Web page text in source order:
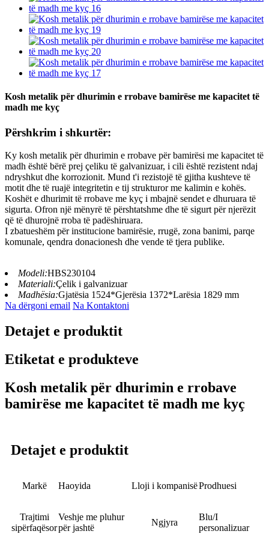
Kosh metalik për dhurimin e rrobave bamirëse me kapacitet të
madh me kyç
Përshkrim i shkurtër:
Ky kosh metalik për dhurimin e rrobave për bamirësi me kapacitet të
madh është bërë prej çeliku të galvanizuar, i cili është rezistent ndaj
ndryshkut dhe korrozionit. Mund t'i rezistojë të gjitha kushteve të
motit dhe të ruajë integritetin e tij strukturor me kalimin e kohës.
Koshët e dhurimit të rrobave me kyç i mbajnë sendet e dhuruara të
sigurta. Ofron një mënyrë të përshtatshme dhe të sigurt për njerëzit
që të dhurojnë rroba të padëshiruara.
I zbatueshëm për institucione bamirësie, rrugë, zona banimi, parqe
komunale, qendra donacionesh dhe vende të tjera publike.
Modeli:HBS230104
Materiali:Çelik i galvanizuar
Madhësia:Gjatësia 1524*Gjerësia 1372*Larësia 1829 mm
Na dërgoni email Na Kontaktoni
Detajet e produktit
Etiketat e produkteve
Kosh metalik për dhurimin e rrobave
bamirëse me kapacitet të madh me kyç
Detajet e produktit
Markë Haoyida Lloji i kompanisëProdhuesi
Trajtimi
sipërfaqësor
Veshje me pluhur
për jashtë
Ngjyra
Blu/I
personalizuar